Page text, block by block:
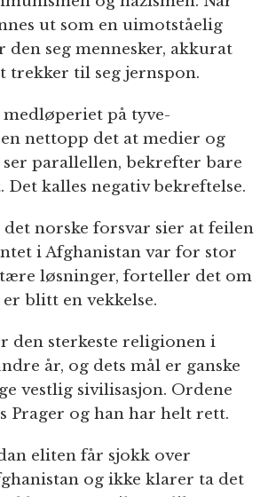
ut som en uimotståelig
seg mennesker, akkurat
trekker til seg jernspon.
på tyve-
nettopp det at medier og
parallellen, bekrefter bare
Det kalles negativ bekreftelse.
det norske forsvar sier at feilen
i Afghanistan var for stor
løsninger, forteller det om
blitt en vekkelse.
den sterkeste religionen i
år, og dets mål er ganske
vestlig sivilisasjon. Ordene
Prager og han har helt rett.
eliten får sjokk over
og ikke klarer ta det